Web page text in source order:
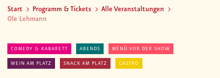
Start Programm & Tickets
Alle Veranstaltungen
Ole Lehmann
COMEDY & KABARETT ABENDS MENÜ VOR DER SHOW
WEIN AM PLATZ SNACK AM PLATZ GASTRO